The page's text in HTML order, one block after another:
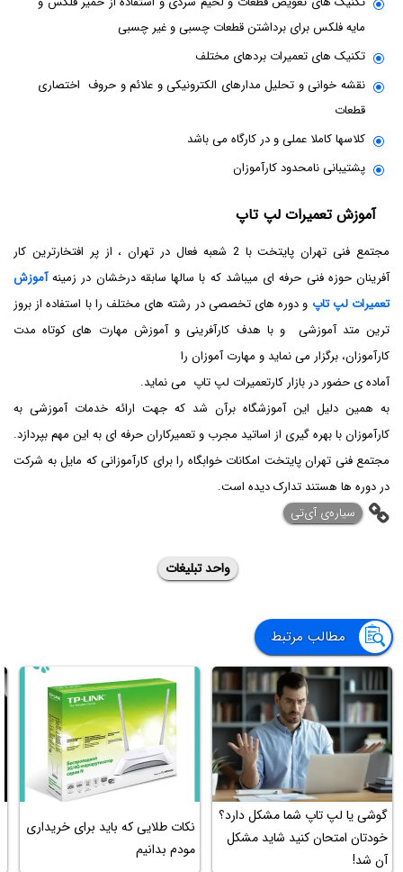
مایه فلکس برای برداشتن قطعات چسبی و غیر چسبی
تکنیک های تعمیرات بردهای مختلف
نقشه خوانی و تحلیل مدارهای الکترونیکی و علائم و حروف اختصاری
قطعات
کلاسها کاملا عملی و در کارگاه می باشد
پشتیبانی نامحدود کارآموزان
آموزش تعمیرات لپ تاپ
مجتمع فنی تهران پایتخت با 2 شعبه فعال در تهران ، از پر افتخارترین کار
آفرینان حوزه فنی حرفه ای میباشد که با سالها سابقه درخشان در زمینهآموزش
تعمیرات لپ تاپ و دوره های تخصصی در رشته های مختلف را با استفاده از بروز
ترین متد آموزشی و با هدف کارآفرینی و آموزش مهارت های کوتاه مدت
کارآموزان، برگزار می نماید و مهارت آموزان را
آماده ی حضور در بازار کارتعمیرات لپ تاپ می نماید.
به همین دلیل این آموزشگاه برآن شد که جهت ارائه خدمات آموزشی به
کارآموزان با بهره گیری از اساتید مجرب و تعمیرکاران حرفه ای به این مهم بپردازد.
مجتمع فنی تهران پایتخت امکانات خوابگاه را برای کارآموزانی که مایل به شرکت
در دوره ها هستند تدارک دیده است.
‌سیاره‌ی آی‌تی
واحد تبلیغات
مطالب مرتبط
گوشی یا لپ تاپ شما مشکل دارد؟
خودتان امتحان کنید شاید مشکل
آن شد!
نکات طلایی که باید برای خریداری
مودم بدانیم